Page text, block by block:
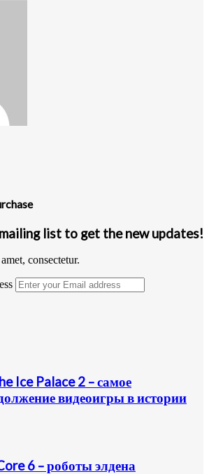
list to get the new updates!
consectetur.
Ice Palace 2 – самое
видеоигры в истории
6 – роботы элдена